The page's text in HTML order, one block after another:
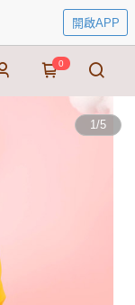
開啟APP
0
1/5